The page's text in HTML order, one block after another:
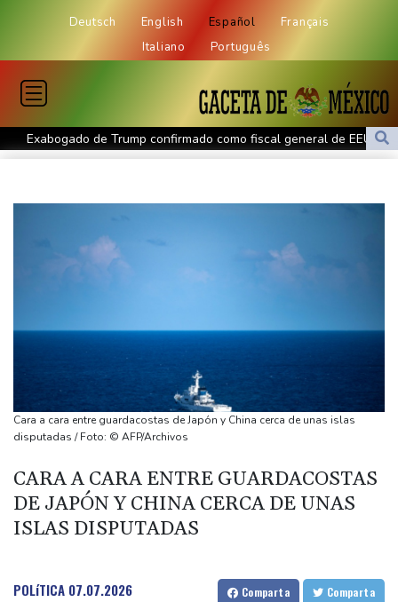
Deutsch English Español
Français
Italiano
Português
Exabogado de Trump confirmado como fiscal general de EEUU
Las dificultades en Cisjordania impulsan el éxodo de los
huido de los nazis
Nocturna y cafetera, la nueva especie de rana descubierta en
de Colombia
Ataques de rebeldes hutíes dejan 10 muertos en región
petrolera de Yemen
España impone controles fronterizos a Italia en medio de crisis
por migrantes
De la Espriella: un millonario pro-Trump en la presidencia de
Colombia
España lanza un ultimátum a Italia para que levante controles
Cara a cara entre guardacostas de Japón y China cerca de unas islas
disputadas / Foto: © AFP/Archivos
CARA A CARA ENTRE GUARDACOSTAS
DE JAPÓN Y CHINA CERCA DE UNAS
ISLAS DISPUTADAS
POLíTICA 07.07.2026 Comparta Comparta